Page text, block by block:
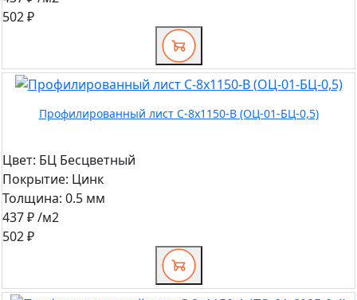
502 ₽
Профилированный лист С-8х1150-B (ОЦ-01-БЦ-0,5)
Цвет: БЦ Бесцветный
Покрытие: Цинк
Толщина: 0.5 мм
437 ₽/м2
502 ₽